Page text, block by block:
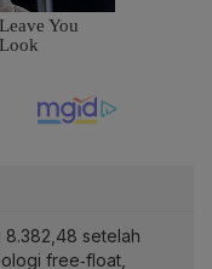
8.382,48 setelah
free‑float,